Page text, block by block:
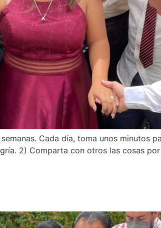
Cada día, toma unos minutos
2) Comparta con otros las cosas